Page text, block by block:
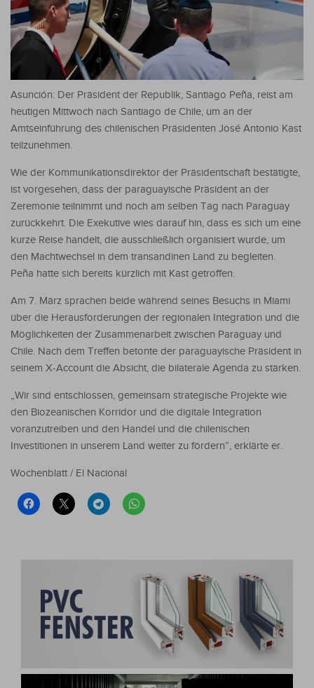
Asunción: Der Präsident der Republik, Santiago Peña, reist am
heutigen Mittwoch nach Santiago de Chile, um an der
Amtseinführung des chilenischen Präsidenten José Antonio Kast
teilzunehmen.
Wie der Kommunikationsdirektor der Präsidentschaft bestätigte,
ist vorgesehen, dass der paraguayische Präsident an der
Zeremonie teilnimmt und noch am selben Tag nach Paraguay
zurückkehrt. Die Exekutive wies darauf hin, dass es sich um eine
kurze Reise handelt, die ausschließlich organisiert wurde, um
den Machtwechsel in dem transandinen Land zu begleiten.
Peña hatte sich bereits kürzlich mit Kast getroffen.
Am 7. März sprachen beide während seines Besuchs in Miami
über die Herausforderungen der regionalen Integration und die
Möglichkeiten der Zusammenarbeit zwischen Paraguay und
Chile. Nach dem Treffen betonte der paraguayische Präsident in
seinem X-Account die Absicht, die bilaterale Agenda zu stärken.
„Wir sind entschlossen, gemeinsam strategische Projekte wie
den Biozeanischen Korridor und die digitale Integration
voranzutreiben und den Handel und die chilenischen
Investitionen in unserem Land weiter zu fördern”, erklärte er.
Wochenblatt / El Nacional